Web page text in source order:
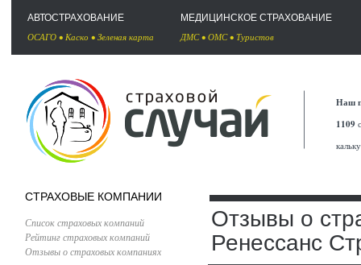
АВТОСТРАХОВАНИЕ
ОСАГО • Каско • Зеленая карта
МЕДИЦИНСКОЕ СТРАХОВАНИЕ
ДМС• ОМС• Туристов
Наш
1109
СТРАХОВЫЕ КОМПАНИИ
Список страховых компаний
Рейтинг страховых компаний
Отзывы о страховых компаниях
Отзывы о
Ренессанс